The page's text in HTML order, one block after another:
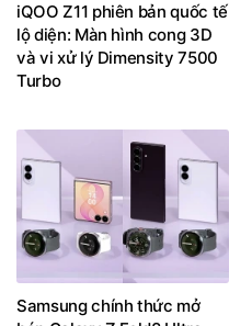
iQOO Z11 phiên bản quốc tế
lộ diện: Màn hình cong 3D
và vi xử lý Dimensity 7500
Turbo
Samsung chính thức mở